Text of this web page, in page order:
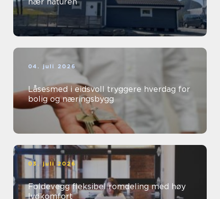
nær naturen
04. juli 2026
Låsesmed i eidsvoll tryggere hverdag for
bolig og næringsbygg
03. juli 2026
Foldevegg fleksibel romdeling med høy
lydkomfort